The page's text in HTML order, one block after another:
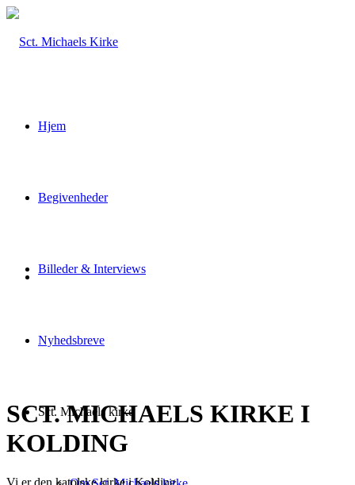
Hjem
Begivenheder
Billeder & Interviews
Nyhedsbreve
Sct. Michaels kirke
SCT. MICHAELS KIRKE I
KOLDING
Vi er den katolske kirke i Kolding